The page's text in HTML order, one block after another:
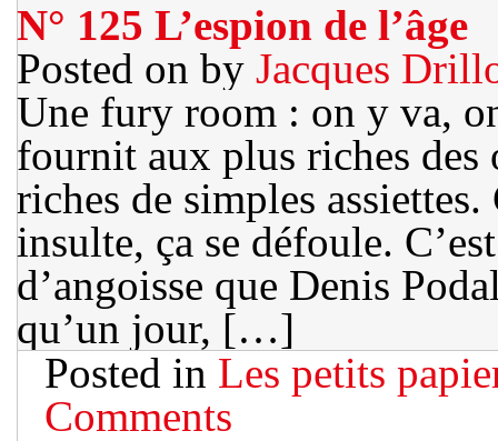
N° 125 L’espion de l’âge
Posted on by Jacques
Une fury room : on y va,
fournit aux plus riches des
riches de simples
insulte, ça se défoule.
d’angoisse que Denis
qu’un jour, […]
Posted in Les petits
Comments